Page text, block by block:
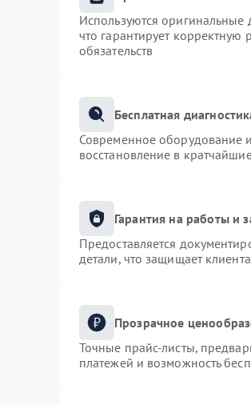
Используются
что гарантирует
обязательств
Бесплатная
Современное оборудование
восстановление в
Гарантия на работы и
Предоставляется
детали, что защищает
Прозрачное
Точные прайс-листы,
платежей и возможность